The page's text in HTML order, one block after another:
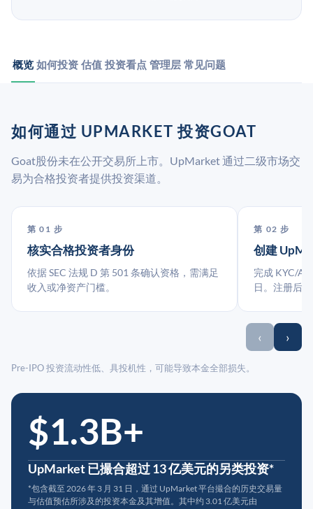
概览 如何投资 估值 投资看点 管理层 常见问题
如何通过 UPMARKET 投资GOAT
Goat股份未在公开交易所上市。UpMarket 通过二级市场交
易为合格投资者提供投资渠道。
第 01 步
核实合格投资者身份
依据 SEC 法规 D 第 501 条确认资格，需满足
收入或净资产门槛。
第 02 步
创建
完成 KYC/
日。注册后
‹ ›
Pre-IPO 投资流动性低、具投机性，可能导致本金全部损失。
$1.3B+
UpMarket 已撮合超过 13 亿美元的另类投资*
*包含截至 2026 年 3 月 31 日，通过 UpMarket 平台撮合的历史交易量
与估值预估所涉及的投资本金及其增值。其中约 3.01 亿美元由